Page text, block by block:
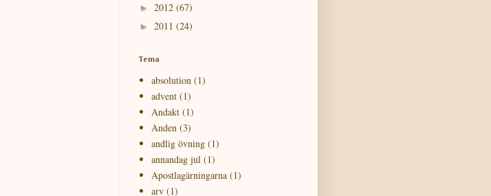
► 2012 (67)
► 2011 (24)
Tema
absolution (1)
advent (1)
Andakt (1)
Anden (3)
andlig övning (1)
annandag jul (1)
Apostlagärningarna (1)
arv (1)